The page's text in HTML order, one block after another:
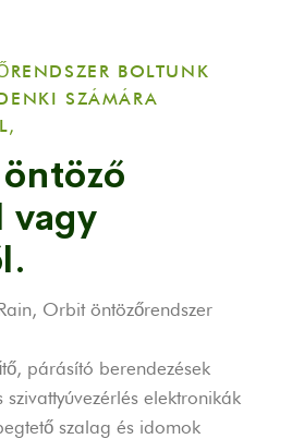
BOLTUNK
SZÁMÁRA
vagy
Orbit öntözőrendszer
párásító berendezések
szivattyúvezérlés elektronikák
szalag és idomok